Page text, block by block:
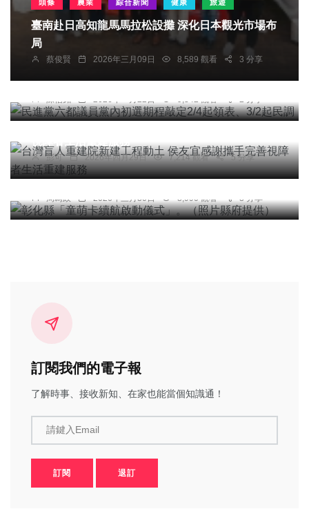
頭條 農業 綜合新聞 健康 旅遊
臺南赴日高知龍馬馬拉松設攤 深化日本觀光市場布
局
蔡俊賢 2026年三月09日 8,589 觀看 3 分享
綜合新聞
民進黨六都議員黨內初選期程敲定2/4起領表、3/2
起民調
陳信銘 2026年一月22日 9,342 觀看 2 分享
綜合新聞
台灣盲人重建院新建工程動土 侯友宜感謝攜手完善
彭可 2026年四月29日 7,214 觀看 5 分享
彰化縣「童萌卡續航啟動儀式」。（照片縣府提
供）
周為政 2026年三月30日 8,990 觀看 3 分享
訂閱我們的電子報
了解時事、接收新知、在家也能當個知識通！
請鍵入Email
訂閱 退訂